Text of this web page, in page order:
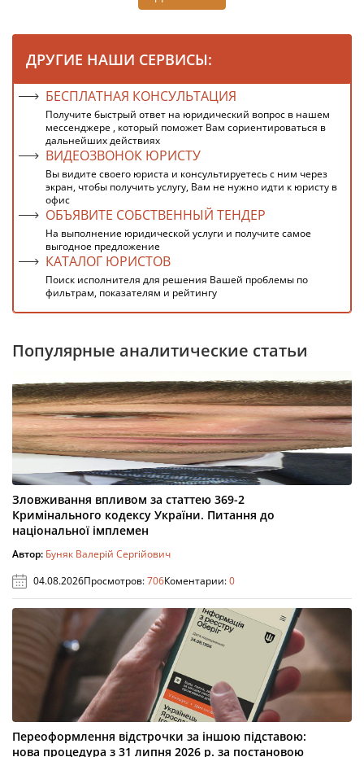
ДРУГИЕ НАШИ СЕРВИСЫ:
БЕСПЛАТНАЯ КОНСУЛЬТАЦИЯ
Получите быстрый ответ на юридический вопрос в нашем
мессенджере , который поможет Вам сориентироваться в
дальнейших действиях
ВИДЕОЗВОНОК ЮРИСТУ
Вы видите своего юриста и консультируетесь с ним через
экран, чтобы получить услугу, Вам не нужно идти к юристу в
офис
ОБЪЯВИТЕ СОБСТВЕННЫЙ ТЕНДЕР
На выполнение юридической услуги и получите самое
выгодное предложение
КАТАЛОГ ЮРИСТОВ
Поиск исполнителя для решения Вашей проблемы по
фильтрам, показателям и рейтингу
Популярные аналитические статьи
Зловживання впливом за статтею 369-2
Кримінального кодексу України. Питання до
національної імплемен
Автор: Буняк Валерій Сергійович
04.08.2026Просмотров:706Коментарии:0
Переоформлення відстрочки за іншою підставою:
нова процедура з 31 липня 2026 р. за постановою